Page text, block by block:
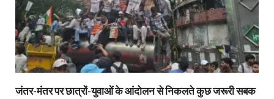
जंतर-मंतर पर छात्रों-युवाओं के आंदोलन से निकलते कुछ जरूरी सबक